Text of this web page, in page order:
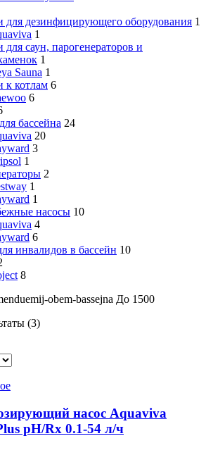
для дезинфицирующего оборудования 1
1
для саун, парогенераторов и
1
Sauna 1
к котлам 6
6
бассейна 24
20
3
1
2
1
1
насосы 10
4
6
инвалидов в бассейн 10
8
obem-bassejna До 1500
(3)Сортировка:
насос Aquaviva
pH/Rх 0.1-54 л/ч